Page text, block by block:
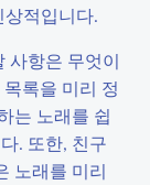
적입니다.
사항은 무엇이
록을 미리 정
는 노래를 쉽
. 또한, 친구
노래를 미리